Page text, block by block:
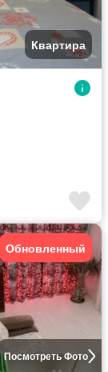
Квартира
Посмотреть Фото
Обновленный